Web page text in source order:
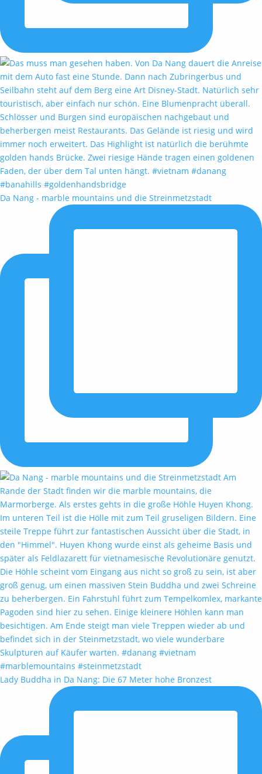
Da Nang - marble mountains und die Streinmetzstadt
Lady Buddha in Da Nang: Die 67 Meter hohe Bronzest